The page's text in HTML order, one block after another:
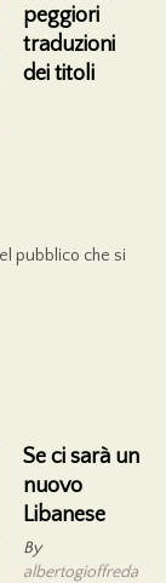
peggiori
traduzioni
dei titoli
pubblico che si
Se ci sarà un
nuovo
Libanese
By
albertogioffreda